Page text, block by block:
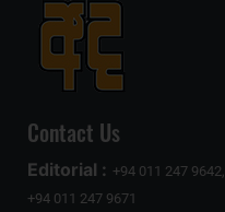
Contact Us
Editorial : +94 011 247 9642,
+94 011 247 9671